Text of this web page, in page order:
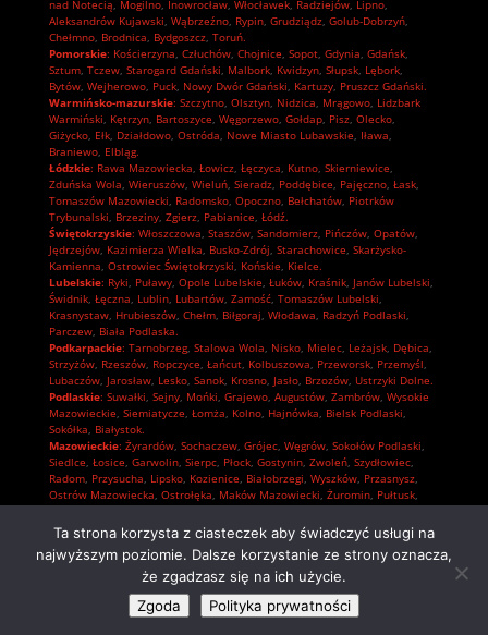
nad Notecią, Mogilno, Inowrocław, Włocławek, Radziejów, Lipno,
Aleksandrów Kujawski, Wąbrzeźno, Rypin, Grudziądz, Golub-Dobrzyń,
Chełmno, Brodnica, Bydgoszcz, Toruń.
Pomorskie: Kościerzyna, Człuchów, Chojnice, Sopot, Gdynia, Gdańsk,
Sztum, Tczew, Starogard Gdański, Malbork, Kwidzyn, Słupsk, Lębork,
Bytów, Wejherowo, Puck, Nowy Dwór Gdański, Kartuzy, Pruszcz Gdański.
Warmińsko-mazurskie: Szczytno, Olsztyn, Nidzica, Mrągowo, Lidzbark
Warmiński, Kętrzyn, Bartoszyce, Węgorzewo, Gołdap, Pisz, Olecko,
Giżycko, Ełk, Działdowo, Ostróda, Nowe Miasto Lubawskie, Iława,
Braniewo, Elbląg.
Łódzkie: Rawa Mazowiecka, Łowicz, Łęczyca, Kutno, Skierniewice,
Zduńska Wola, Wieruszów, Wieluń, Sieradz, Poddębice, Pajęczno, Łask,
Tomaszów Mazowiecki, Radomsko, Opoczno, Bełchatów, Piotrków
Trybunalski, Brzeziny, Zgierz, Pabianice, Łódź.
Świętokrzyskie: Włoszczowa, Staszów, Sandomierz, Pińczów, Opatów,
Jędrzejów, Kazimierza Wielka, Busko-Zdrój, Starachowice, Skarżysko-
Kamienna, Ostrowiec Świętokrzyski, Końskie, Kielce.
Lubelskie: Ryki, Puławy, Opole Lubelskie, Łuków, Kraśnik, Janów Lubelski,
Świdnik, Łęczna, Lublin, Lubartów, Zamość, Tomaszów Lubelski,
Krasnystaw, Hrubieszów, Chełm, Biłgoraj, Włodawa, Radzyń Podlaski,
Parczew, Biała Podlaska.
Podkarpackie: Tarnobrzeg, Stalowa Wola, Nisko, Mielec, Leżajsk, Dębica,
Strzyżów, Rzeszów, Ropczyce, Łańcut, Kolbuszowa, Przeworsk, Przemyśl,
Lubaczów, Jarosław, Lesko, Sanok, Krosno, Jasło, Brzozów, Ustrzyki Dolne.
Podlaskie: Suwałki, Sejny, Mońki, Grajewo, Augustów, Zambrów, Wysokie
Mazowieckie, Siemiatycze, Łomża, Kolno, Hajnówka, Bielsk Podlaski,
Sokółka, Białystok.
Mazowieckie: Żyrardów, Sochaczew, Grójec, Węgrów, Sokołów Podlaski,
Siedlce, Łosice, Garwolin, Sierpc, Płock, Gostynin, Zwoleń, Szydłowiec,
Radom, Przysucha, Lipsko, Kozienice, Białobrzegi, Wyszków, Przasnysz,
Ostrów Mazowiecka, Ostrołęka, Maków Mazowiecki, Żuromin, Pułtusk,
Grodzisk Mazowiecki,Wołomin,Otwock,Mińsk Mazowiecki ,Legionowo ,
Ta strona korzysta z ciasteczek aby świadczyć usługi na
najwyższym poziomie. Dalsze korzystanie ze strony oznacza,
że zgadzasz się na ich użycie.
Zgoda
Polityka prywatności